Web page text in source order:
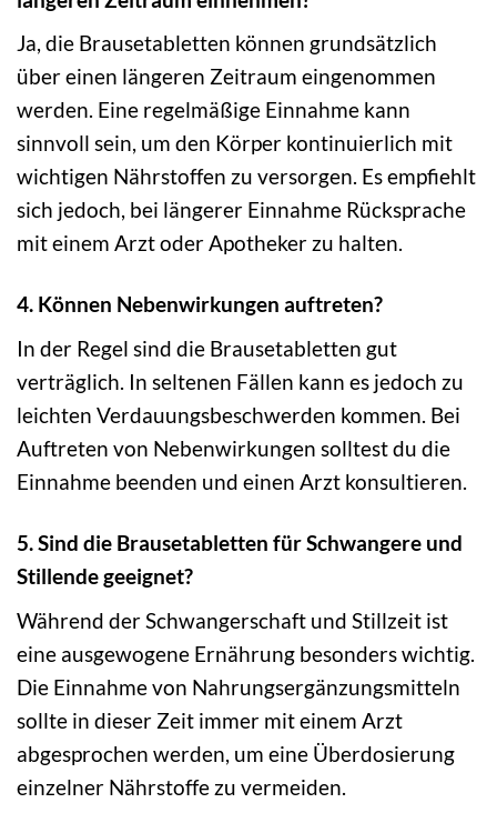
Ja, die Brausetabletten können grundsätzlich
über einen längeren Zeitraum eingenommen
werden. Eine regelmäßige Einnahme kann
sinnvoll sein, um den Körper kontinuierlich mit
wichtigen Nährstoffen zu versorgen. Es empfiehlt
sich jedoch, bei längerer Einnahme Rücksprache
mit einem Arzt oder Apotheker zu halten.
4. Können Nebenwirkungen auftreten?
In der Regel sind die Brausetabletten gut
verträglich. In seltenen Fällen kann es jedoch zu
leichten Verdauungsbeschwerden kommen. Bei
Auftreten von Nebenwirkungen solltest du die
Einnahme beenden und einen Arzt konsultieren.
5. Sind die Brausetabletten für Schwangere und
Stillende geeignet?
Während der Schwangerschaft und Stillzeit ist
eine ausgewogene Ernährung besonders wichtig.
Die Einnahme von Nahrungsergänzungsmitteln
sollte in dieser Zeit immer mit einem Arzt
abgesprochen werden, um eine Überdosierung
einzelner Nährstoffe zu vermeiden.